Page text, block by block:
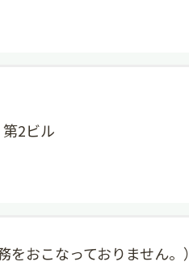
2ビル
おこなっておりません。）